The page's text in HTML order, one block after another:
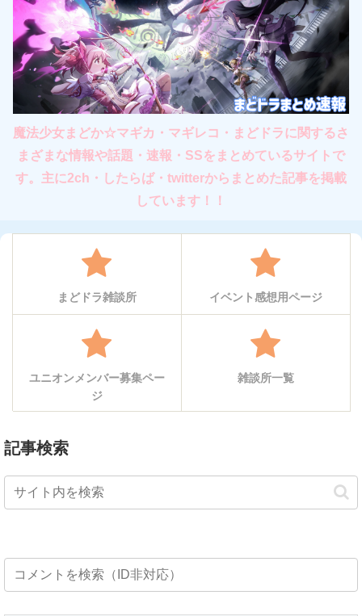
魔法少女まどか☆マギカ・マギレコ・まどドラに関するさ
まざまな情報や話題・速報・SSをまとめているサイトで
す。主に2ch・したらば・twitterからまとめた記事を掲載
しています！！
まどドラ雑談所 イベント感想用ページ
ユニオンメンバー募集ペー
ジ
雑談所一覧
記事検索